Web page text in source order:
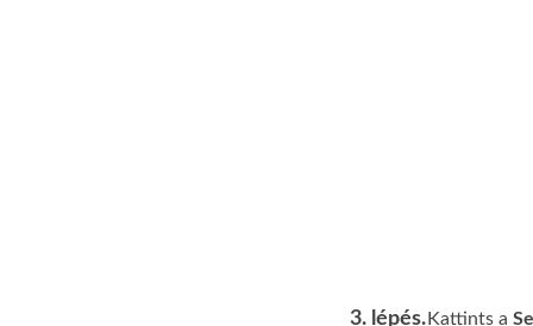
3. lépés. Kattints a